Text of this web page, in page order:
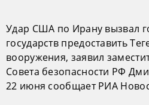
Удар США по Ирану вызвал
государств предоставить
вооружения, заявил
Совета безопасности РФ
22 июня сообщает РИА